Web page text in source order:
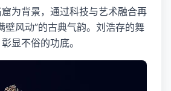
为背景，通过科技与艺术融合再
壁风动”的古典气韵。刘浩存的舞
显不俗的功底。